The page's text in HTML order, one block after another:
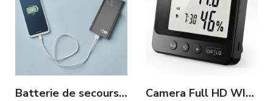
Batterie de secours caméra espion wifi Full HD accessible à distance Camera Full HD WIFI station météo